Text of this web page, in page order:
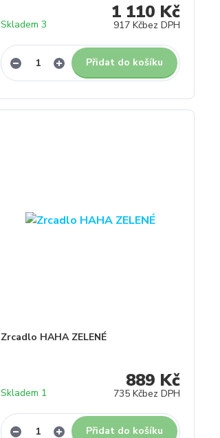
1 110 Kč
917 Kčbez DPH
Skladem 3
Přidat do košíku
Zrcadlo HAHA ZELENÉ
889 Kč
735 Kčbez DPH
Skladem 1
Přidat do košíku